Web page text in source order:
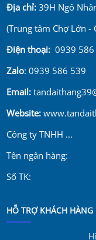
Địa chỉ:39H Ngô
(Trung tâm Chợ Lớn -
Điện thoại: 0939
Zalo: 0939 586 539
Email:
Website:
Công ty TNHH ...
Tên ngân hàng:
Số TK:
HỖ TRỢ KHÁCH HÀNG